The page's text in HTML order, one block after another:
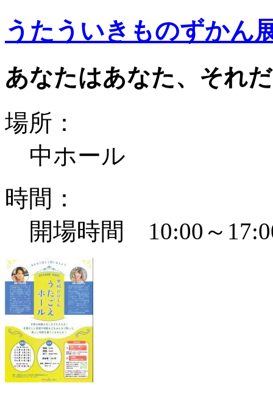
うたういきものずかん
あなたはあなた、それ
場所：
中ホール
時間：
開場時間 10:00～